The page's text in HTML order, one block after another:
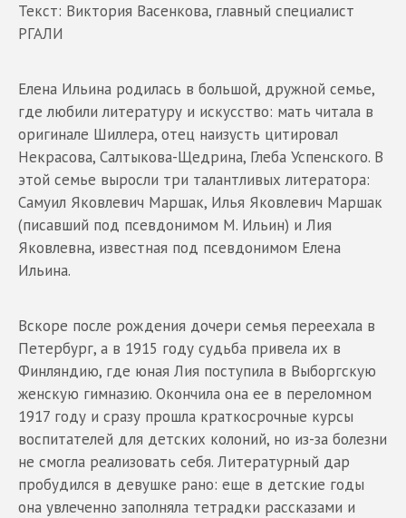
Текст: Виктория Васенкова, главный специалист
РГАЛИ
Елена Ильина родилась в большой, дружной семье,
где любили литературу и искусство: мать читала в
оригинале Шиллера, отец наизусть цитировал
Некрасова, Салтыкова-Щедрина, Глеба Успенского. В
этой семье выросли три талантливых литератора:
Самуил Яковлевич Маршак, Илья Яковлевич Маршак
(писавший под псевдонимом М. Ильин) и Лия
Яковлевна, известная под псевдонимом Елена
Ильина.
Вскоре после рождения дочери семья переехала в
Петербург, а в 1915 году судьба привела их в
Финляндию, где юная Лия поступила в Выборгскую
женскую гимназию. Окончила она ее в переломном
1917 году и сразу прошла краткосрочные курсы
воспитателей для детских колоний, но из-за болезни
не смогла реализовать себя. Литературный дар
пробудился в девушке рано: еще в детские годы
она увлеченно заполняла тетрадки рассказами и